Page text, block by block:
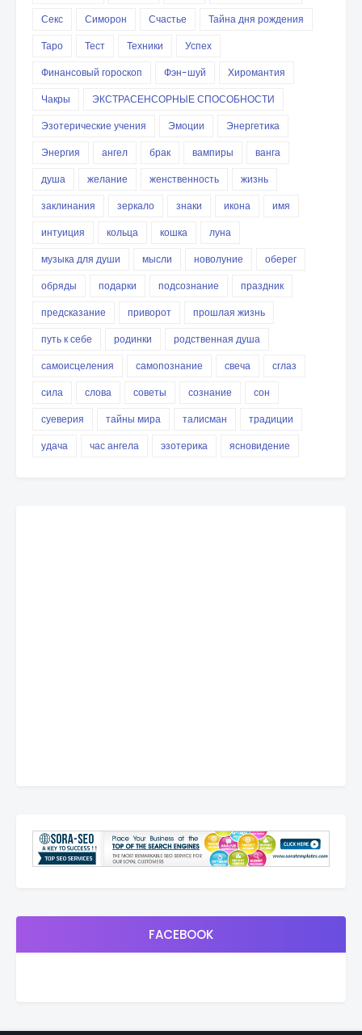
Секс
Симорон Счастье
Тайна дня рождения
Таро
Тест Техники
Успех
Финансовый гороскоп
Фэн-шуй
Хиромантия
Чакры
ЭКСТРАСЕНСОРНЫЕ СПОСОБНОСТИ
Эзотерические учения
Эмоции
Энергетика
Энергия
ангел брак вампиры
ванга
душа
желание женственность
жизнь
заклинания
зеркало знаки икона
имя
интуиция
кольца кошка
луна
музыка для души
мысли новолуние
оберег
обряды
подарки подсознание
праздник
предсказание
приворот
прошлая жизнь
путь к себе
родинки
родственная душа
самоисцеления
самопознание свеча
сглаз
сила
слова советы сознание
сон
суеверия
тайны мира талисман
традиции
удача
час ангела эзотерика ясновидение
FACEBOOK